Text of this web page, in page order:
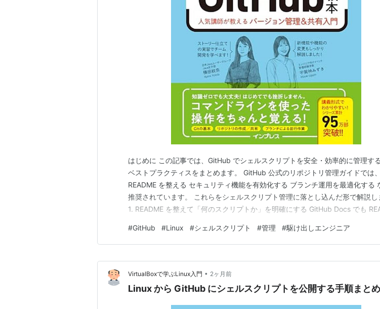
はじめに この記事では、GitHub でシェルスクリプトを安全・効率的に管理す
ベストプラクティスをまとめます。 GitHub 公式のリポジトリ管理ガイドでは、
README を整える セキュリティ機能を有効化する ブランチ運用を最適化する
推奨されています。 これらをシェルスクリプト管理に落とし込んだ形で解説し
1. README を整えて「何のスクリプトか」を明確にする GitHub Docs でも
（Usage） 必要な環境（Linux / bash / 権限など） ファイル構成 …
#GitHub #Linux #シェルスクリプト #管理 #駆け出しエンジニア
VirtualBoxで学ぶLinux入門 • 2ヶ月前
Linux から GitHub にシェルスクリプトを公開する手順まとめ